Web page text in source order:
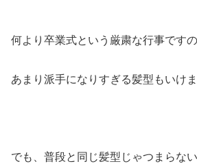
何より卒業式という厳粛な行事ですの
あまり派手になりすぎる髪型もいけま
でも、普段と同じ髪型じゃつまらない